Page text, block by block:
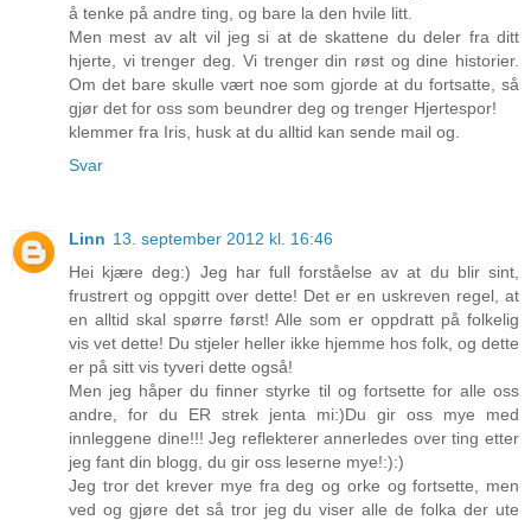
å tenke på andre ting, og bare la den hvile litt.
Men mest av alt vil jeg si at de skattene du deler fra ditt
hjerte, vi trenger deg. Vi trenger din røst og dine historier.
Om det bare skulle vært noe som gjorde at du fortsatte, så
gjør det for oss som beundrer deg og trenger Hjertespor!
klemmer fra Iris, husk at du alltid kan sende mail og.
Svar
Linn 13. september 2012 kl. 16:46
Hei kjære deg:) Jeg har full forståelse av at du blir sint,
frustrert og oppgitt over dette! Det er en uskreven regel, at
en alltid skal spørre først! Alle som er oppdratt på folkelig
vis vet dette! Du stjeler heller ikke hjemme hos folk, og dette
er på sitt vis tyveri dette også!
Men jeg håper du finner styrke til og fortsette for alle oss
andre, for du ER strek jenta mi:)Du gir oss mye med
innleggene dine!!! Jeg reflekterer annerledes over ting etter
jeg fant din blogg, du gir oss leserne mye!:):)
Jeg tror det krever mye fra deg og orke og fortsette, men
ved og gjøre det så tror jeg du viser alle de folka der ute